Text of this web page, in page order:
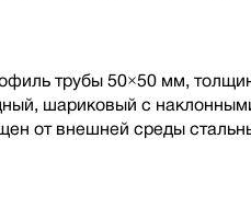
трубы 50×50 мм,
шариковый с
от внешней среды